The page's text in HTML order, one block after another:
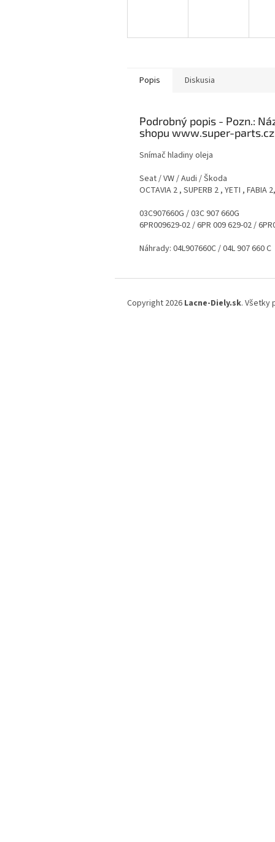
Popis Diskusia
Podrobný popis
Snímač hladiny oleja
Seat / VW / Audi / Škoda
OCTAVIA 2 , SUPERB 2 , YETI , FABIA
03C907660G / 03C 907 660G
6PR009629-02 / 6PR 009 629-02 /
Náhrady: 04L907660C / 04L 907 660 C
Copyright 2026 Lacne-Diely.sk. Všetky